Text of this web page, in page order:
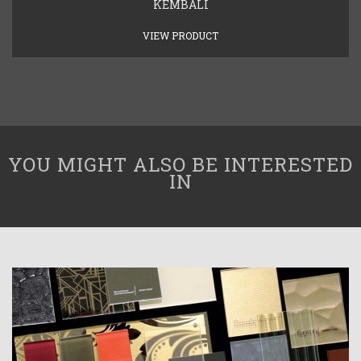
KEMBALI
VIEW PRODUCT
YOU MIGHT ALSO BE INTERESTED
IN